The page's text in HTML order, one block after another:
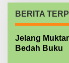
BERITA
Jelang
Bedah Buku